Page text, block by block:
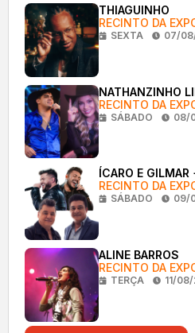
THIAGUINHO
RECINTO DA
SEXTA 07/
NATHANZINHO
RECINTO DA
SÁBADO 08/
ÍCARO E GILMAR
RECINTO DA
SÁBADO 09/
ALINE BARROS
RECINTO DA
TERÇA 11/